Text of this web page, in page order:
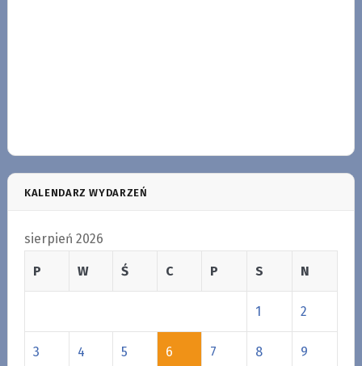
KALENDARZ WYDARZEŃ
sierpień 2026
P W Ś C P S N
1 2
3 4 5 6 7 8 9